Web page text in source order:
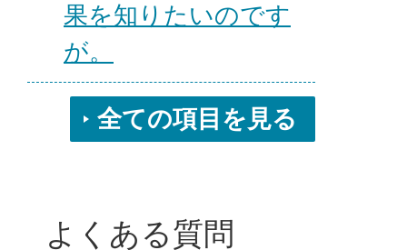
果を知りたいのです
が。
全ての項目を見る
よくある質問